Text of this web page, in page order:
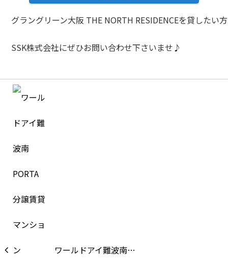
グラングリーン大阪 THE NORTH RESIDENCEを貸したい
SSK株式会社にぜひお問い合わせ下さいませ♪
ワールドアイ難波南…